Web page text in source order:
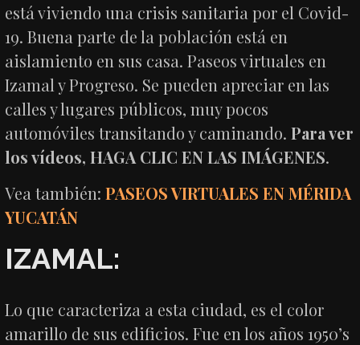
está viviendo una crisis sanitaria por el Covid-
19. Buena parte de la población está en
aislamiento en sus casa. Paseos virtuales en
Izamal y Progreso. Se pueden apreciar en las
calles y lugares públicos, muy pocos
automóviles transitando y caminando.Para ver
los vídeos, HAGA CLIC EN LAS IMÁGENES.
Vea también:PASEOS VIRTUALES EN MÉRIDA
YUCATÁN
IZAMAL:
Lo que caracteriza a esta ciudad, es el color
amarillo de sus edificios. Fue en los años 1950’s